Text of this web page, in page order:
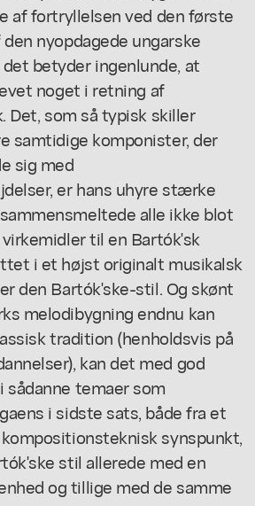
af fortryllelsen ved den første
nyopdagede ungarske
betyder ingenlunde, at
noget i retning af
Det, som så typisk skiller
samtidige komponister, der
sig med
er hans uhyre stærke
alle ikke blot
til en Bartók'sk
i et højst originalt musikalsk
den Bartók'ske-stil. Og skønt
melodibygning endnu kan
tradition (henholdsvis på
kan det med god
temaer som
i sidste sats, både fra et
synspunkt,
stil allerede med en
og tillige med de samme